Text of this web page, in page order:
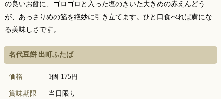
の良いお餅に、ゴロゴロと入った塩のきいた大きめの赤えんどう
が、あっさりめの餡を絶妙に引き立てます。ひと口食べれば虜にな
る美味しさです。
名代豆餅 出町ふたば
価格 1個 175円
賞味期限 当日限り